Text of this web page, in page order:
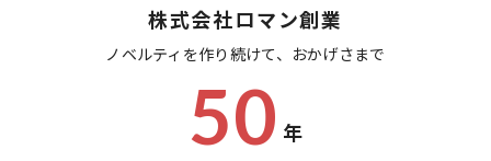
株式会社ロマン創業
ノベルティを作り続けて、 おかげさまで
50 年